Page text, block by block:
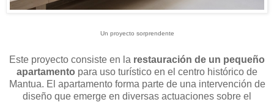
Un proyecto sorprendente
Este proyecto consiste en la restauración de un pequeño
apartamento para uso turístico en el centro histórico de
Mantua. El apartamento forma parte de una intervención de
diseño que emerge en diversas actuaciones sobre el